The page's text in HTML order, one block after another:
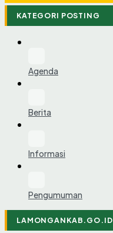
KATEGORI POSTING
Agenda
Berita
Informasi
Pengumuman
LAMONGANKAB.GO.ID